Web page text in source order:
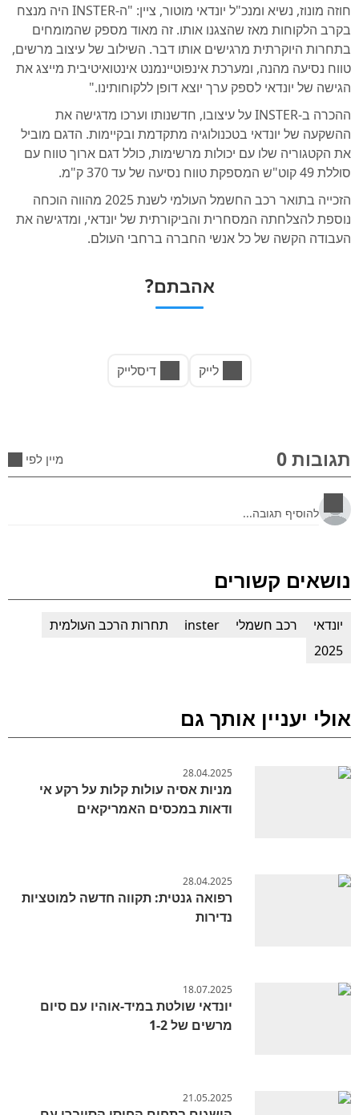
חוזה מונוז, נשיא ומנכ"ל יונדאי מוטור, ציין: "ה-INSTER היה מנצח
בקרב הלקוחות מאז שהצגנו אותו. זה מאוד מספק שהמומחים
בתחרות היוקרתית מרגישים אותו דבר. השילוב של עיצוב מרשים,
טווח נסיעה מהנה, ומערכת אינפוטיינמנט אינטואיטיבית מייצג את
הגישה של יונדאי לספק ערך יוצא דופן ללקוחותינו."
ההכרה ב-INSTER על עיצובו, חדשנותו וערכו מדגישה את
ההשקעה של יונדאי בטכנולוגיה מתקדמת ובקיימות. הדגם מוביל
את הקטגוריה שלו עם יכולות מרשימות, כולל דגם ארוך טווח עם
סוללת 49 קוט"ש המספקת טווח נסיעה של עד 370 ק"מ.
הזכייה בתואר רכב החשמל העולמי לשנת 2025 מהווה הוכחה
נוספת להצלחתה המסחרית והביקורתית של יונדאי, ומדגישה את
העבודה הקשה של כל אנשי החברה ברחבי העולם.
אהבתם?
לייק דיסלייק
תגובות 0 מיין לפי
נושאים קשורים
יונדאי רכב חשמלי inster
תחרות הרכב העולמית
2025
אולי יעניין אותך גם
28.04.2025
מניות אסיה עולות קלות על רקע אי
ודאות במכסים האמריקאים
28.04.2025
רפואה גנטית: תקווה חדשה למוטציות
נדירות
18.07.2025
יונדאי שולטת במיד-אוהיו עם סיום
מרשים של 1-2
21.05.2025